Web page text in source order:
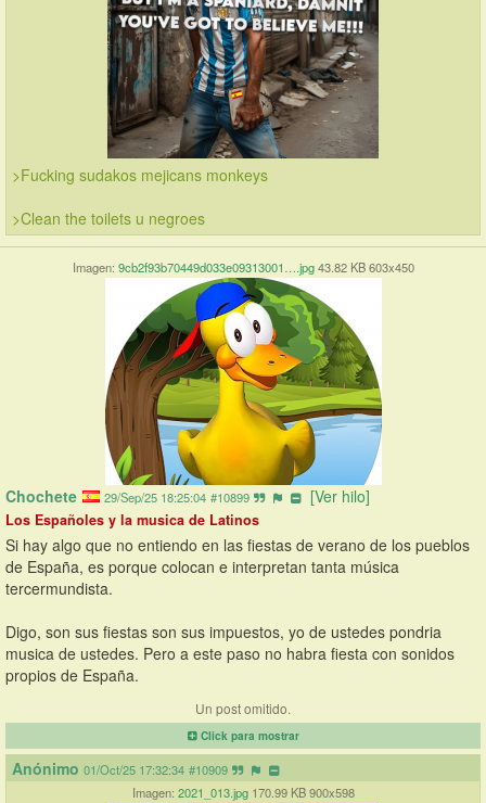
>Fucking sudakos mejicans monkeys
>Clean the toilets u negroes
Imagen: 9cb2f93b70449d033e09313001….jpg 43.82 KB 603x450
Chochete 29/Sep/25 18:25:04 #10899 [Ver hilo]
Los Españoles y la musica de Latinos
Si hay algo que no entiendo en las fiestas de verano de los pueblos
de España, es porque colocan e interpretan tanta música
tercermundista.
Digo, son sus fiestas son sus impuestos, yo de ustedes pondria
musica de ustedes. Pero a este paso no habra fiesta con sonidos
propios de España.
Un post omitido.
Click para mostrar
Anónimo 01/Oct/25 17:32:34 #10909
Imagen: 2021_013.jpg 170.99 KB 900x598